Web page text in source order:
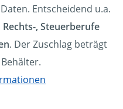
Entscheidend u.a.
Rechts-, Steuerberufe
. Der Zuschlag beträgt
Behälter.